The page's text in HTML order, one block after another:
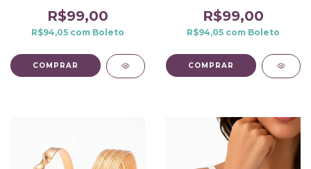
R$99,00
R$94,05 com Boleto
R$99,00
R$94,05 com Boleto